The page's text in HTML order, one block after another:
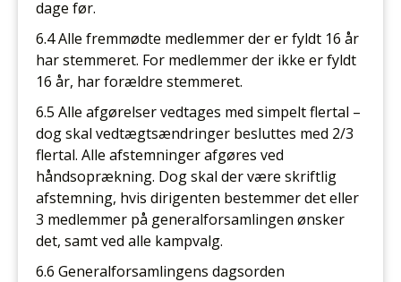
dage før.
6.4 Alle fremmødte medlemmer der er fyldt 16 år
har stemmeret. For medlemmer der ikke er fyldt
16 år, har forældre stemmeret.
6.5 Alle afgørelser vedtages med simpelt flertal –
dog skal vedtægtsændringer besluttes med 2/3
flertal. Alle afstemninger afgøres ved
håndsoprækning. Dog skal der være skriftlig
afstemning, hvis dirigenten bestemmer det eller
3 medlemmer på generalforsamlingen ønsker
det, samt ved alle kampvalg.
6.6 Generalforsamlingens dagsorden